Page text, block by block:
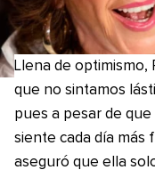
Llena de optimismo,
que no sintamos
pues a pesar de
siente cada día más
aseguró que ella